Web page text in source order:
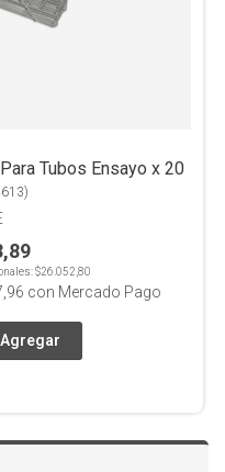
Tubos Ensayo x 20
)
$26.052,80
con Mercado Pago